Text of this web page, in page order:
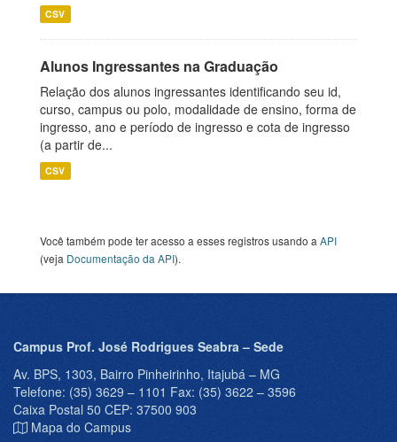
CSV
Alunos Ingressantes na Graduação
Relação dos alunos ingressantes identificando seu id,
curso, campus ou polo, modalidade de ensino, forma de
ingresso, ano e período de ingresso e cota de ingresso
(a partir de...
CSV
Você também pode ter acesso a esses registros usando a API
(veja Documentação da API).
Campus Prof. José Rodrigues Seabra – Sede
Av. BPS, 1303, Bairro Pinheirinho, Itajubá – MG
Telefone: (35) 3629 – 1101 Fax: (35) 3622 – 3596
Caixa Postal 50 CEP: 37500 903
Mapa do Campus